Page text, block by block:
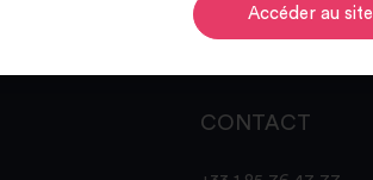
CONTACT
Accéder au site